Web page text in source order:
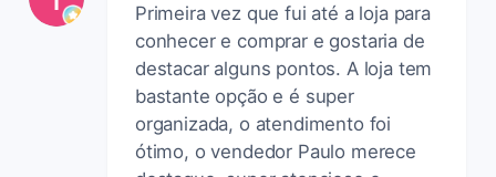
Primeira vez que fui até a loja para
conhecer e comprar e gostaria de
destacar alguns pontos. A loja tem
bastante opção e é super
organizada, o atendimento foi
ótimo, o vendedor Paulo merece